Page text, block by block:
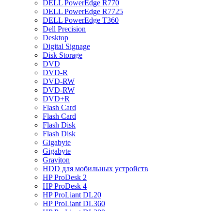
DELL PowerEdge R770
DELL PowerEdge R7725
DELL PowerEdge T360
Dell Precision
Desktop
Digital Signage
Disk Storage
DVD
DVD-R
DVD-RW
DVD-RW
DVD+R
Flash Card
Flash Card
Flash Disk
Flash Disk
Gigabyte
Gigabyte
Graviton
HDD для мобильных устройств
HP ProDesk 2
HP ProDesk 4
HP ProLiant DL20
HP ProLiant DL360